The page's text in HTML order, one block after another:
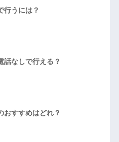
行うには？
話なしで行える？
おすすめはどれ？